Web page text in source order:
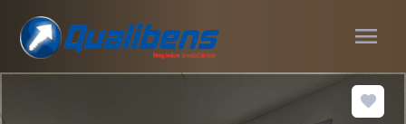
menu